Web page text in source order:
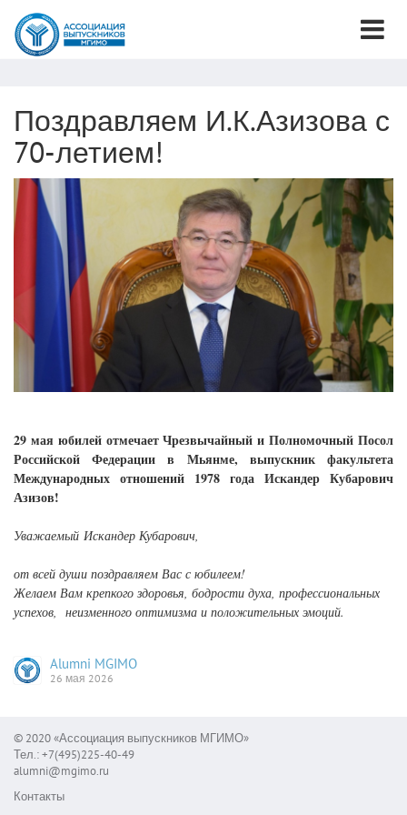
Поздравляем И.К.Азизова с
70-летием!
29 мая юбилей отмечает Чрезвычайный и Полномочный Посол
Российской Федерации в Мьянме, выпускник факультета
Международных отношений 1978 года Искандер Кубарович
Азизов!
Уважаемый Искандер Кубарович,
от всей души поздравляем Вас с юбилеем!
Желаем Вам крепкого здоровья, бодрости духа, профессиональных
успехов, неизменного оптимизма и положительных эмоций.
Alumni MGIMO
26 мая 2026
© 2020 «Ассоциация выпускников МГИМО»
Тел.: +7(495)225-40-49
alumni@mgimo.ru
Контакты